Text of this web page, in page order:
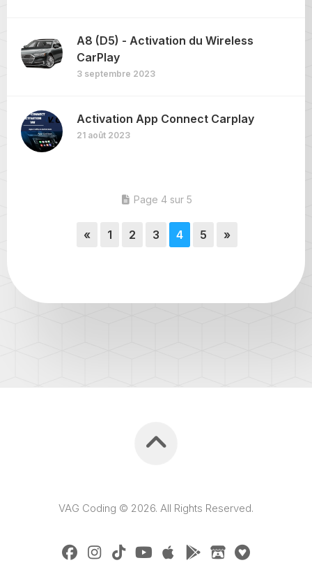
A8 (D5) - Activation du Wireless
CarPlay
3 septembre 2023
Activation App Connect Carplay
21 août 2023
Page 4 sur 5
« 1 2 3 4 5 »
VAG Coding © 2026. All Rights Reserved.